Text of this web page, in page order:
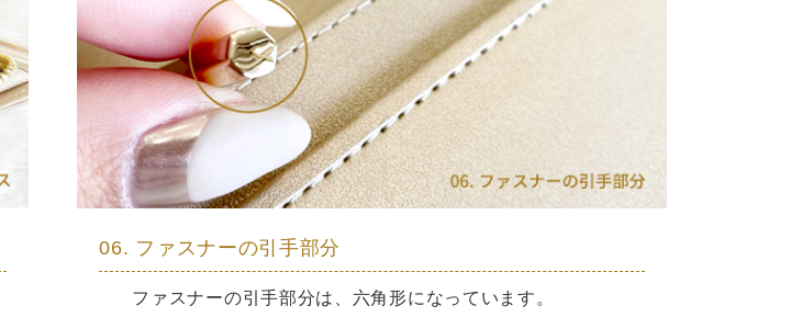
06. ファスナーの引手部分
ファスナーの引手部分は、六角形になっています。